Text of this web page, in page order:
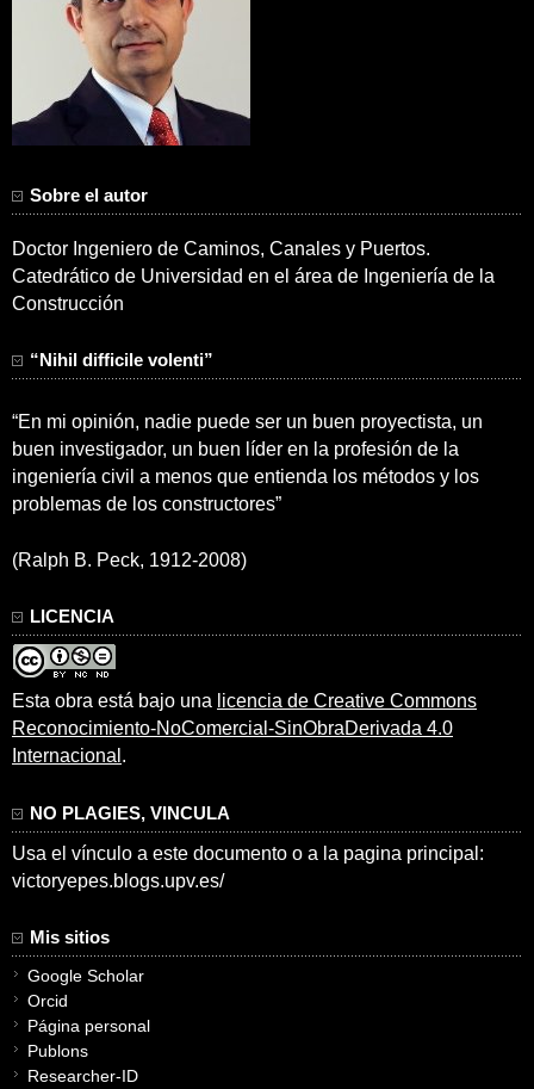
Sobre el autor
Doctor Ingeniero de Caminos, Canales y Puertos.
Catedrático de Universidad en el área de Ingeniería de la
Construcción
“Nihil difficile volenti”
“En mi opinión, nadie puede ser un buen proyectista, un
buen investigador, un buen líder en la profesión de la
ingeniería civil a menos que entienda los métodos y los
problemas de los constructores”
(Ralph B. Peck, 1912-2008)
LICENCIA
Esta obra está bajo una licencia de Creative Commons
Reconocimiento-NoComercial-SinObraDerivada 4.0
Internacional .
NO PLAGIES, VINCULA
Usa el vínculo a este documento o a la pagina principal:
victoryepes.blogs.upv.es/
Mis sitios
Google Scholar
Orcid
Página personal
Publons
Researcher-ID